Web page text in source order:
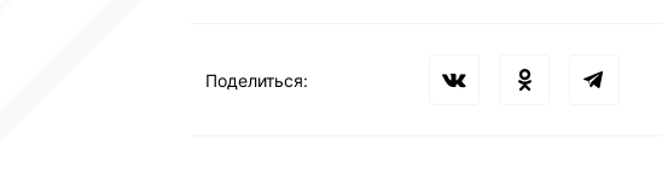
Поделиться: